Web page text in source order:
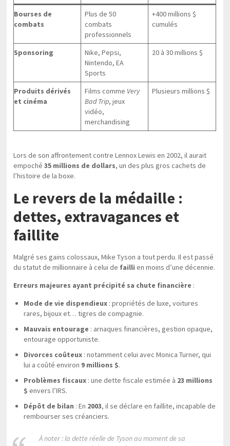
Bourses de
combats
Plus de 50
combats
professionnels
+400 millions $
cumulés
Sponsoring
Nike, Pepsi,
Nintendo, EA
Sports
20 à 30 millions $
Produits dérivés
et cinéma
Films comme Very
Bad Trip, jeux
vidéo,
merchandising
Plusieurs millions $
Lors de son affrontement contre Lennox Lewis en 2002, il aurait
empoché35 millions de dollars, un des plus gros cachets de
l’histoire de la boxe.
Le revers de la médaille :
dettes, extravagances et
faillite
Malgré ses gains colossaux, Mike Tyson a tout perdu. Il est passé
du statut de millionnaire à celui de failli en moins d’une décennie.
Erreurs majeures ayant précipité sa chute financière :
Mode de vie dispendieux : propriétés de luxe, voitures
rares, bijoux et… tigres de compagnie.
Mauvais entourage : arnaques financières, gestion opaque,
entourage opportuniste.
Divorces coûteux : notamment celui avec Monica Turner, qui
lui a coûté environ 9 millions $.
Problèmes fiscaux : une dette fiscale estimée à 23 millions
$ envers l’IRS.
Dépôt de bilan : En 2003, il se déclare en faillite, incapable de
rembourser ses créanciers.
À noter : la dette réelle de Tyson au moment de sa